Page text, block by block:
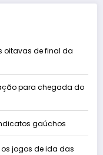
oitavas de final da
para chegada do
gaúchos
jogos de ida das